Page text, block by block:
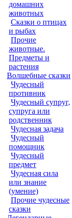
домашних
животных
Сказки о птицах
и рыбах
Прочие
животные.
Предметы и
растения
Волшебные сказки
Чудесный
противник
Чудесный супруг,
супруга или
родственник
Чудесная задача
Чудесный
помощник
Чудесный
предмет
Чудесная сила
или знание
(умение)
Прочие чудесные
сказки